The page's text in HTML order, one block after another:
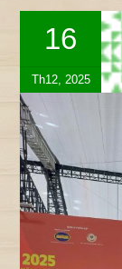
16
Th12, 2025